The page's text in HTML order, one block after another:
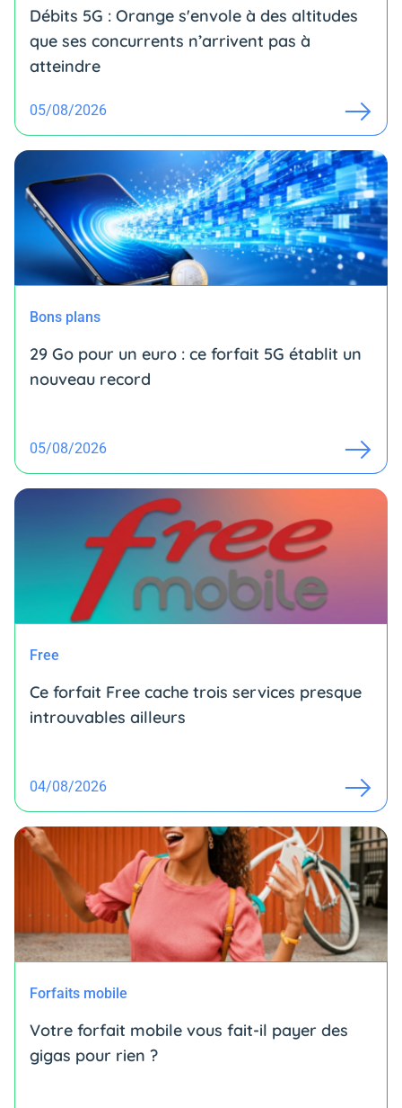
Débits 5G : Orange s'envole à des altitudes
que ses concurrents n’arrivent pas à
atteindre
05/08/2026
Bons plans
29 Go pour un euro : ce forfait 5G établit un
nouveau record
05/08/2026
Free
Ce forfait Free cache trois services presque
introuvables ailleurs
04/08/2026
Forfaits mobile
Votre forfait mobile vous fait-il payer des
gigas pour rien ?